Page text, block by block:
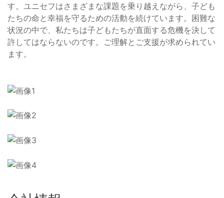
す。ユニセフはさまざまな課題を乗り越えながら、子ども
たちの命と幸福を守るための活動を続けています。困難な
状況の中で、私たちは子どもたちが直面する危機を決して
許してはならないのです。ご理解とご支援が求められてい
ます。